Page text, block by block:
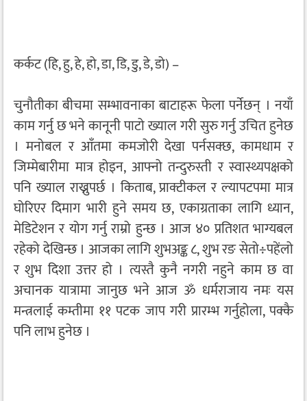
कर्कट (हि, हु, हे, हो, डा, डि, डु, डे, डो) –
चुनौतीका बीचमा सम्भावनाका बाटाहरू फेला पर्नेछन् । नयाँ
काम गर्नु छ भने कानूनी पाटो ख्याल गरी सुरु गर्नु उचित हुनेछ
। मनोबल र आँतमा कमजोरी देखा पर्नसक्छ, कामधाम र
जिम्मेबारीमा मात्र होइन, आफ्नो तन्दुरुस्ती र स्वास्थ्यपक्षको
पनि ख्याल राख्नुपर्छ । किताब, प्राक्टीकल र ल्यापटपमा मात्र
घोरिएर दिमाग भारी हुने समय छ, एकाग्रताका लागि ध्यान,
मेडिटेशन र योग गर्नु राम्रो हुन्छ । आज ४० प्रतिशत भाग्यबल
रहेको देखिन्छ । आजका लागि शुभअङ्क ८, शुभ रङ सेतो÷पहेंलो
र शुभ दिशा उत्तर हो । त्यस्तै कुनै नगरी नहुने काम छ वा
अचानक यात्रामा जानुछ भने आज ॐ धर्मराजाय नमः यस
मन्त्रलाई कम्तीमा ११ पटक जाप गरी प्रारम्भ गर्नुहोला, पक्कै
पनि लाभ हुनेछ ।